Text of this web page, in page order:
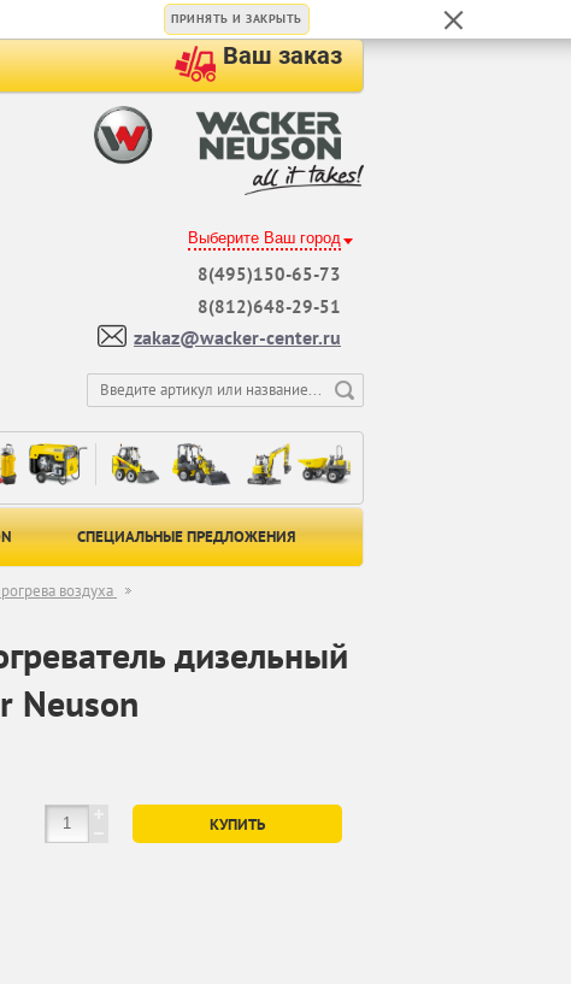
ПРИНЯТЬ И ЗАКРЫТЬ
Ваш заказ
Выберите Ваш город
8(495)150-65-73
8(812)648-29-51
zakaz@wacker-center.ru
СПЕЦИАЛЬНЫЕ ПРЕДЛОЖЕНИЯ
воздуха
дизельный
Neuson
КУПИТЬ